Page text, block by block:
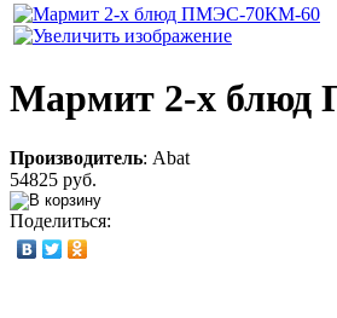
Мармит 2-х
Производитель: Abat
54825 руб.
Поделиться: